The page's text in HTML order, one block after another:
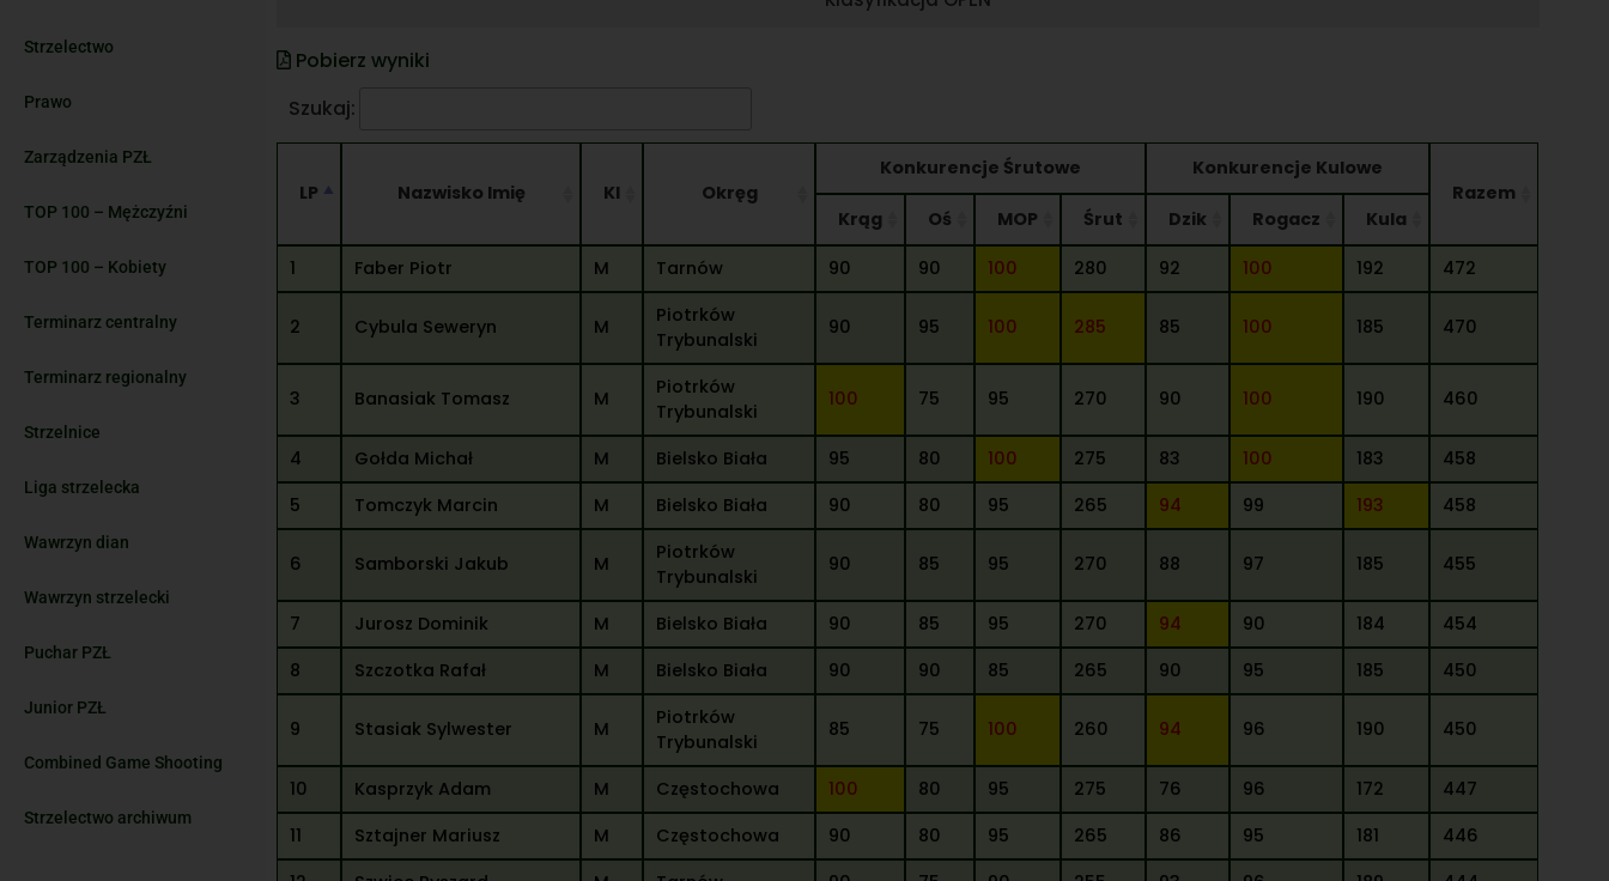
Strzelectwo
Prawo
Zarządzenia PZŁ
TOP 100 – Mężczyźni
TOP 100 – Kobiety
Terminarz centralny
Terminarz regionalny
Strzelnice
Liga strzelecka
Wawrzyn dian
Wawrzyn strzelecki
Puchar PZŁ
Junior PZŁ
Combined Game Shooting
Strzelectwo archiwum
Pobierz wyniki
Szukaj:
LP Nazwisko Imię Kl Okręg
Konkurencje Śrutowe
Konkurencje Kulowe
Razem
Krąg
Oś MOP Śrut Dzik Rogacz Kula
1 Faber Piotr M Tarnów 90 90 100 280 92 100 192 472
2 Cybula Seweryn M
Piotrków
Trybunalski
90 95 100 285 85 100 185 470
3 Banasiak Tomasz M
Piotrków
Trybunalski
100 75 95 270 90 100 190 460
4 Gołda Michał M Bielsko Biała 95 80 100 275 83 100 183
458
5
Tomczyk Marcin M Bielsko Biała 90 80 95 265 94 99 193 458
6 Samborski Jakub M
Piotrków
Trybunalski
90 85 95 270 88 97 185 455
7 Jurosz Dominik M Bielsko Biała 90 85 95 270 94 90 184
454
8
Szczotka Rafał M Bielsko Biała 90 90 85 265 90 95 185 450
9 Stasiak Sylwester M
Piotrków
Trybunalski
85 75 100 260 94 96 190 450
10 Kasprzyk Adam M Częstochowa 100 80 95 275 76 96 172
447
11
Sztajner Mariusz M Częstochowa 90 80 95 265 86 95 181
446